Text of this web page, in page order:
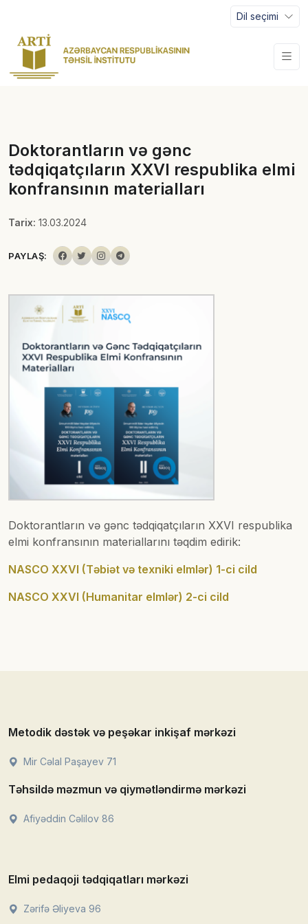
Dil seçimi
Doktorantların və gənc
tədqiqatçıların XXVI respublika elmi
konfransının materialları
Tarix: 13.03.2024
PAYLAŞ:
Doktorantların və gənc tədqiqatçıların XXVI respublika
elmi konfransının materiallarını təqdim edirik:
NASCO XXVI (Təbiət və texniki elmlər) 1-ci cild
NASCO XXVI (Humanitar elmlər) 2-ci cild
Metodik dəstək və peşəkar inkişaf mərkəzi
Mir Cəlal Paşayev 71
Təhsildə məzmun və qiymətləndirmə mərkəzi
Afiyəddin Cəlilov 86
Elmi pedaqoji tədqiqatları mərkəzi
Zərifə Əliyeva 96